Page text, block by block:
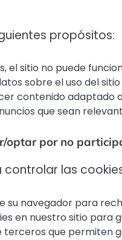
propósitos:
el sitio no puede
sobre el uso del
contenido adaptado
que sean
optar por no
las
su navegador para
en nuestro sitio para
que permiten